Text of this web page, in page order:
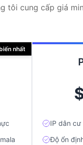
tôi cung cấp giá
nhất
IP dân cư
Độ ổn